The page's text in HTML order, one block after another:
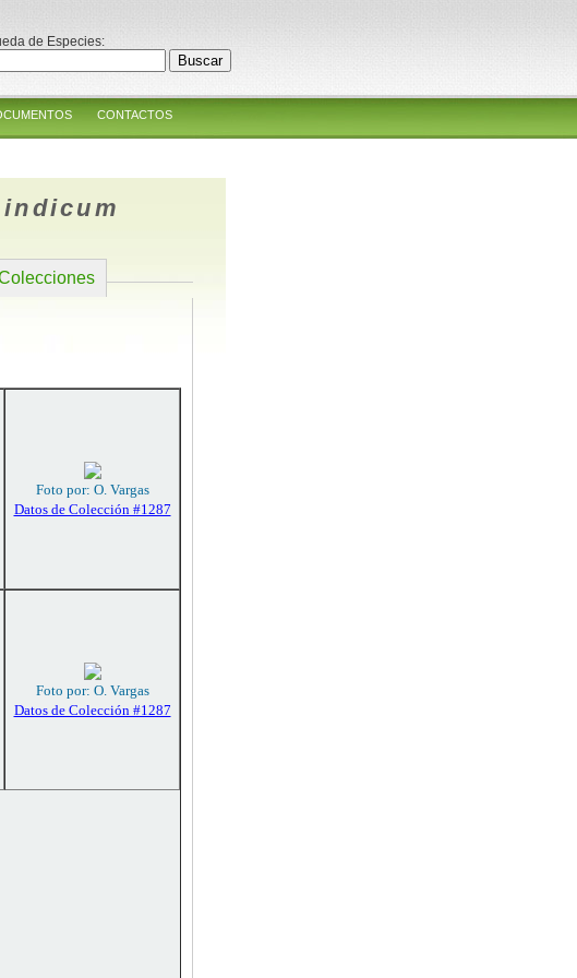
de Especies:
CONTACTOS
Foto por: O. Vargas
Datos de Colección #1287
Foto por: O. Vargas
Datos de Colección #1287